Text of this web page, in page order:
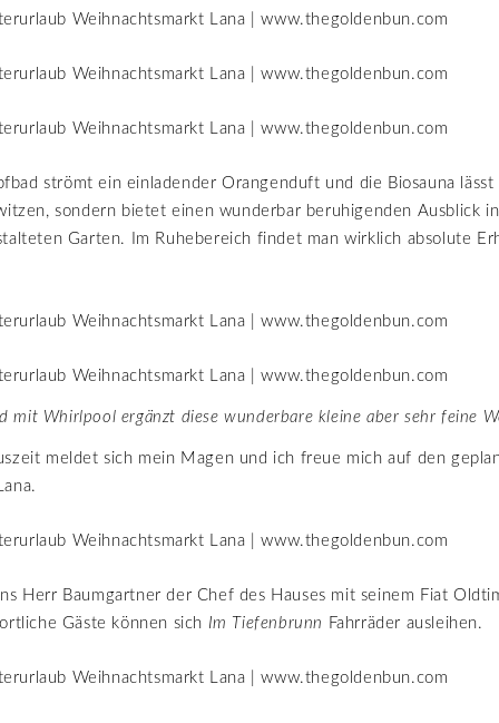
strömt ein einladender Orangenduft und die Biosauna
sondern bietet einen wunderbar beruhigenden Ausblick
Garten. Im Ruhebereich findet man wirklich absolute
mit Whirlpool ergänzt diese wunderbare kleine aber sehr feine
meldet sich mein Magen und ich freue mich auf den
Herr Baumgartner der Chef des Hauses mit seinem Fiat
Gäste können sich Im Tiefenbrunn Fahrräder ausleihen.